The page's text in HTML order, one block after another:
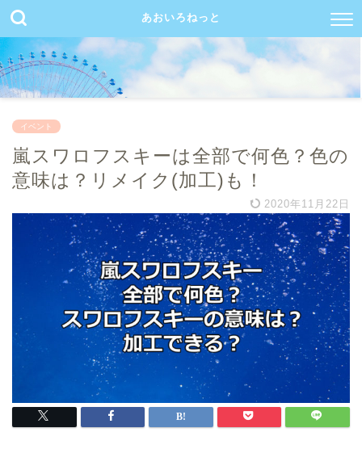
あおいろねっと
イベント
嵐スワロフスキーは全部で何色？色の
意味は？リメイク(加工)も！
2020年11月22日